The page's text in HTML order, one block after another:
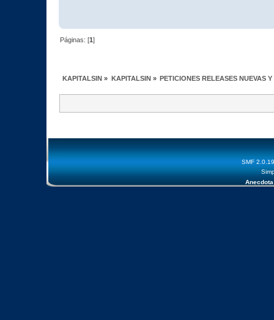
Páginas: [1]
KAPITALSIN » KAPITALSIN» PETICIONES RELEASES NUEVAS
SMF 2.0.19
Anecdota